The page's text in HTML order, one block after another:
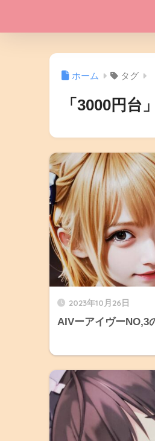
ホーム タグ
「3000円台
2023年10月26日
AIVーアイヴーNO,3